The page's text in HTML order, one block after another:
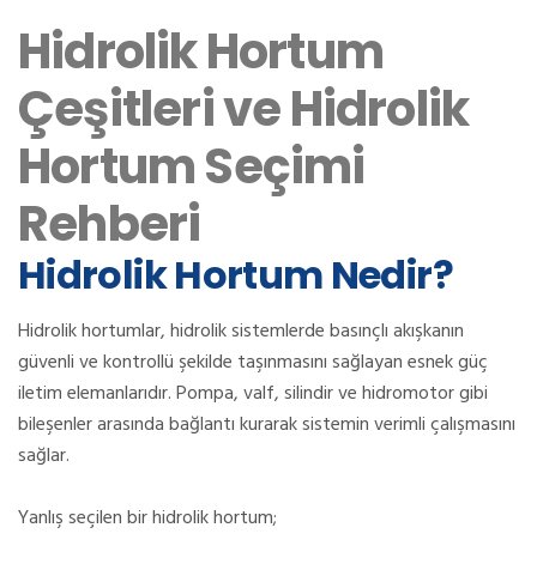
Hidrolik Hortum
Çeşitleri ve Hidrolik
Hortum Seçimi
Rehberi
Hidrolik Hortum Nedir?
Hidrolik hortumlar, hidrolik sistemlerde basınçlı akışkanın
güvenli ve kontrollü şekilde taşınmasını sağlayan esnek güç
iletim elemanlarıdır. Pompa, valf, silindir ve hidromotor gibi
bileşenler arasında bağlantı kurarak sistemin verimli çalışmasını
sağlar.
Yanlış seçilen bir hidrolik hortum;